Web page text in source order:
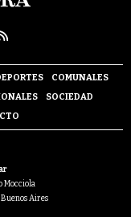
COMUNALES
SOCIEDAD
Mocciola
Buenos Aires